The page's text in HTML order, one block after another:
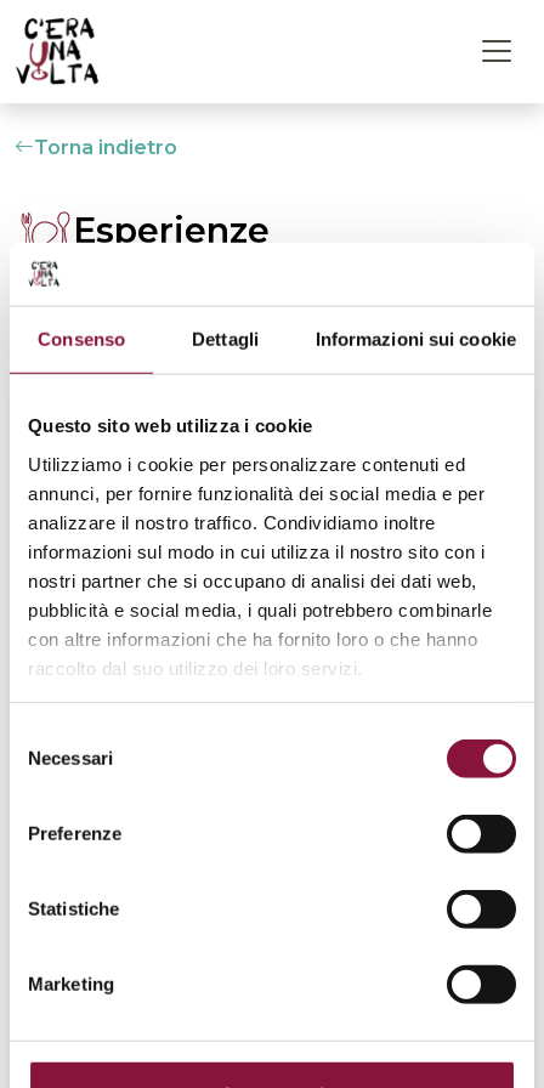
Consenso Dettagli Informazioni sui cookie
Questo sito web utilizza i cookie
Utilizziamo i cookie per personalizzare contenuti ed
annunci, per fornire funzionalità dei social media e per
analizzare il nostro traffico. Condividiamo inoltre
informazioni sul modo in cui utilizza il nostro sito con i
nostri partner che si occupano di analisi dei dati web,
pubblicità e social media, i quali potrebbero combinarle
con altre informazioni che ha fornito loro o che hanno
raccolto dal suo utilizzo dei loro servizi.
delNecessari
Preferenze
Statistiche
Marketing
Torna indietro
Esperienze
Scopri le esperienze. Per partecipare, devi aver
acquistato il biglietto d’ingresso
Pranzo a sei mani: l'Oriente incontra la
Dettagli